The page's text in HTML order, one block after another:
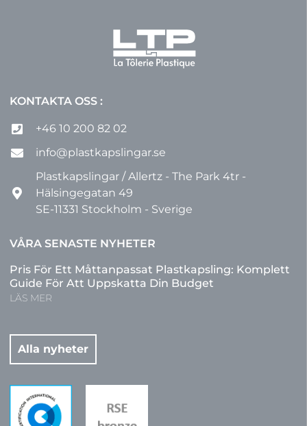
KONTAKTA OSS :
+46 10 200 82 02
info@plastkapslingar.se
Plastkapslingar / Allertz - The Park 4tr -
Hälsingegatan 49
SE-11331 Stockholm - Sverige
VÅRA SENASTE NYHETER
Pris För Ett Måttanpassat Plastkapsling: Komplett
Guide För Att Uppskatta Din Budget
LÄS MER
Alla nyheter